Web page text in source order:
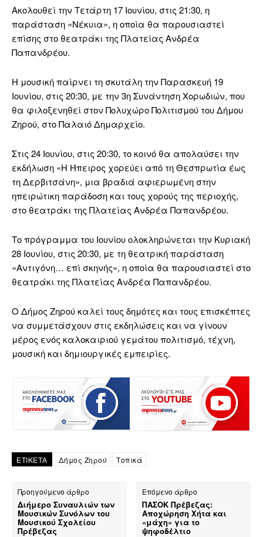
Ακολουθεί την Τετάρτη 17 Ιουνίου, στις 21:30, η
παράσταση «Νέκυια», η οποία θα παρουσιαστεί
επίσης στο θεατράκι της Πλατείας Ανδρέα
Παπανδρέου.
Η μουσική παίρνει τη σκυτάλη την Παρασκευή 19
Ιουνίου, στις 20:30, με την 3η Συνάντηση Χορωδιών, που
θα φιλοξενηθεί στον Πολυχώρο Πολιτισμού του Δήμου
Ζηρού, στο Παλαιό Δημαρχείο.
Στις 24 Ιουνίου, στις 20:30, το κοινό θα απολαύσει την
εκδήλωση «Η Ήπειρος χορεύει από τη Θεσπρωτία έως
τη Δερβιτσάνη», μια βραδιά αφιερωμένη στην
ηπειρώτικη παράδοση και τους χορούς της περιοχής,
στο θεατράκι της Πλατείας Ανδρέα Παπανδρέου.
Το πρόγραμμα του Ιουνίου ολοκληρώνεται την Κυριακή
28 Ιουνίου, στις 20:30, με τη θεατρική παράσταση
«Αντιγόνη… επί σκηνής», η οποία θα παρουσιαστεί στο
θεατράκι της Πλατείας Ανδρέα Παπανδρέου.
Ο Δήμος Ζηρού καλεί τους δημότες και τους επισκέπτες
να συμμετάσχουν στις εκδηλώσεις και να γίνουν
μέρος ενός καλοκαιριού γεμάτου πολιτισμό, τέχνη,
μουσική και δημιουργικές εμπειρίες.
ΕΤΙΚΕΤΑ Δήμος Ζηρού Τοπικά
Προηγούμενο άρθρο
Διήμερο Συναυλιών των
Μουσικών Συνόλων του
Μουσικού Σχολείου
Πρέβεζας
Επόμενο άρθρο
ΠΑΣΟΚ Πρέβεζας:
Αποχώρηση Χήτα και
«μάχη» για το
ψηφοδέλτιο